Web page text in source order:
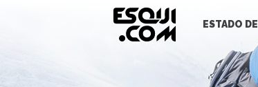
ESTADO